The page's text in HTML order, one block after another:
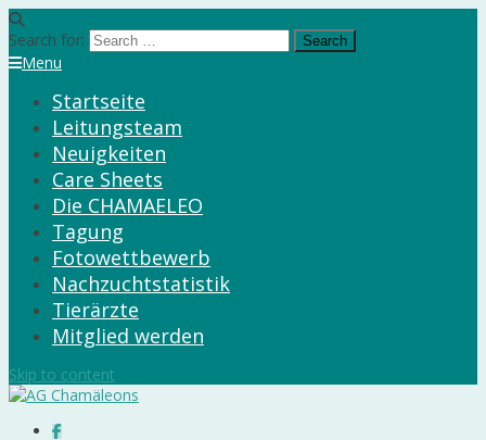
Search for:
Menu
Startseite
Leitungsteam
Neuigkeiten
Care Sheets
Die CHAMAELEO
Tagung
Fotowettbewerb
Nachzuchtstatistik
Tierärzte
Mitglied werden
Skip to content